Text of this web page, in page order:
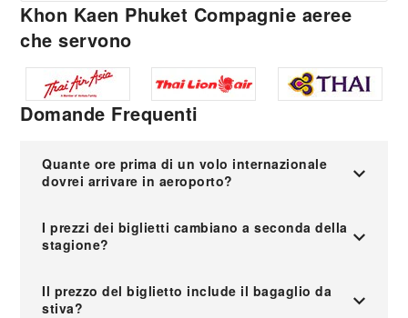
Khon Kaen Phuket Compagnie aeree
che servono
Domande Frequenti
Quante ore prima di un volo internazionale
dovrei arrivare in aeroporto?
I prezzi dei biglietti cambiano a seconda della
stagione?
Il prezzo del biglietto include il bagaglio da
stiva?